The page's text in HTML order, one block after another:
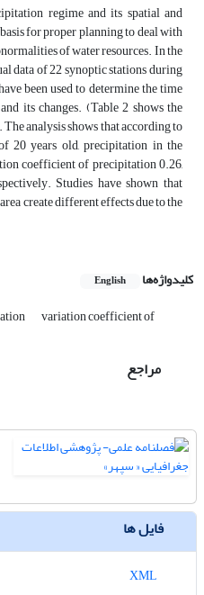
regime and its spatial and
for proper planning to deal with
of water resources. In the
data of 22 synoptic stations during
been used to determine the time
its changes. (Table 2 shows the
analysis shows that according to
20 years old, precipitation in the
coefficient of precipitation 0.26,
Studies have shown that
create different effects due to the
کلیدواژه‌ها English
variation coefficient of
مراجع
فایل ها